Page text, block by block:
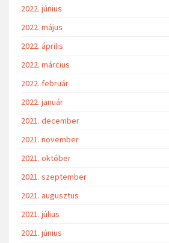
2022. június
2022. május
2022. április
2022. március
2022. február
2022. január
2021. december
2021. november
2021. október
2021. szeptember
2021. augusztus
2021. július
2021. június